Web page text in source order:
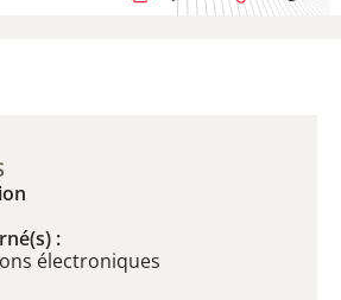
:
électroniques